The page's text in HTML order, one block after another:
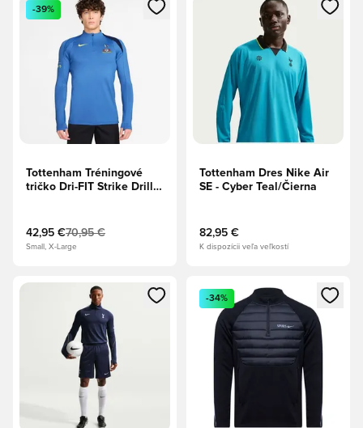
-39%
Tottenham Tréningové
tričko Dri-FIT Strike Drill
modrá/Dynamická žltá
42,95 €70,95 €
Small, X-Large
Tottenham Dres Nike Air
SE - Cyber Teal/Čierna
82,95 €
K dispozícii veľa veľkostí
Otvorí modál na prihlásenie alebo registráciu ako člen
Otvorí modál na prihlásenie
-34%